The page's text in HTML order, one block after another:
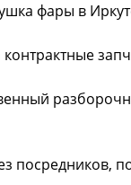
фары в
посредников,